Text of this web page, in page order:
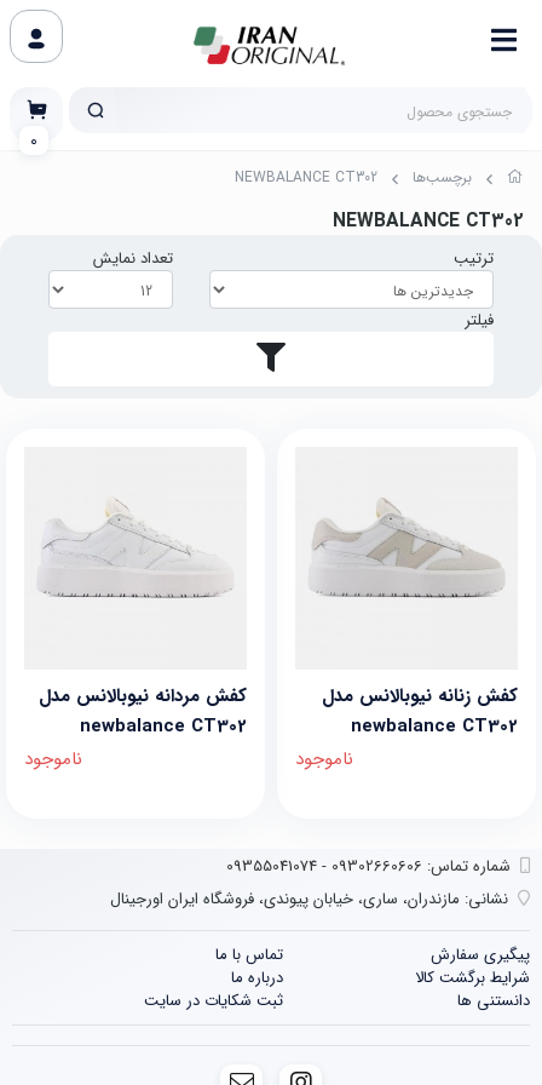
برچسب‌ها NEWBALANCE CT302
NEWBALANCE CT302
ترتیب تعداد نمایش
فیلتر
کفش زنانه نیوبالانس مدل
newbalance CT302
ناموجود
کفش مردانه نیوبالانس مدل
newbalance CT302
ناموجود
شماره تماس‌: 09302660606 - 09355041074
نشانی: مازندران، ساری، خیابان پیوندی، فروشگاه ایران اورجینال
پیگیری سفارش
تماس با ما
شرایط برگشت کالا
درباره ما
دانستنی ها
ثبت شکایات در سایت
0